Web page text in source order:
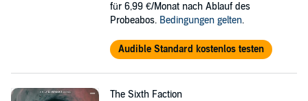
für 6,99 €/Monat nach Ablauf des
Probeabos. Bedingungen gelten.
Audible Standard kostenlos testen
The Sixth Faction